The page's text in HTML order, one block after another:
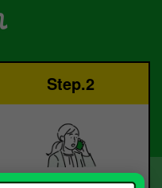
Step.2